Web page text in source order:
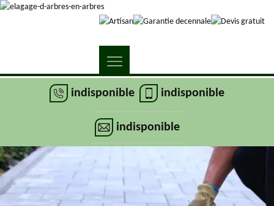
indisponible indisponible
indisponible